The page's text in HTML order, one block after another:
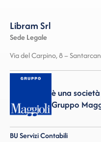
Libram Srl
Sede Legale
Via del Carpino, 8 –
è una
Gruppo
BU Servizi Contabili